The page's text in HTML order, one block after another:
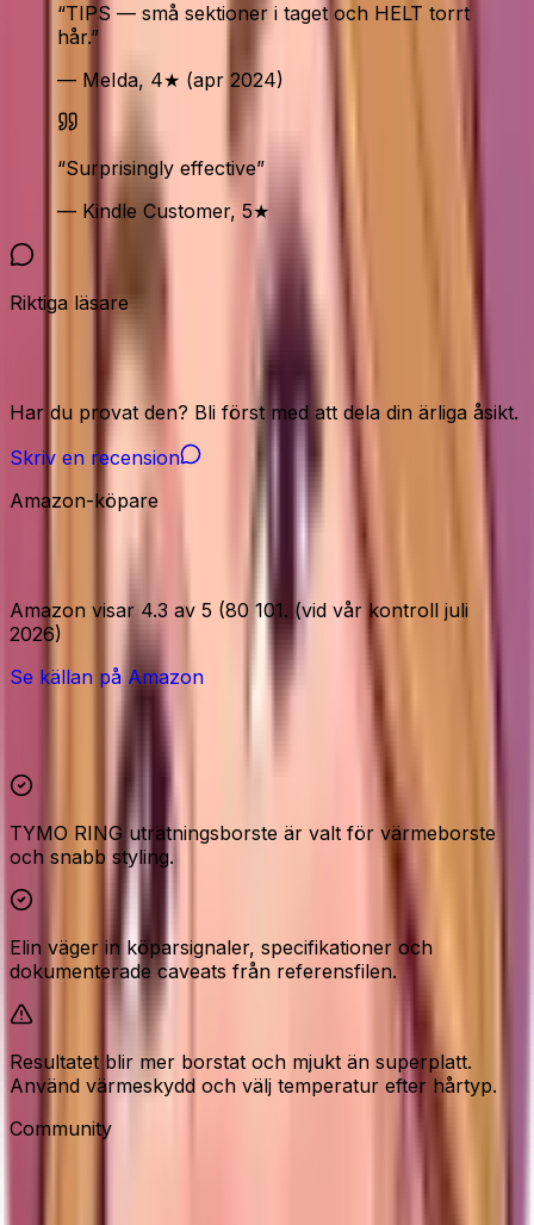
“TIPS — små sektioner i taget och HELT torrt
hår.”
— MeIda, 4★ (apr 2024)
“Surprisingly effective”
— Kindle Customer, 5★
Riktiga läsare
Vår community
Har du provat den? Bli först med att dela din ärliga åsikt.
Skriv en recension
Amazon-köpare
Amazon-signaler
Amazon visar 4.3 av 5 (80 101. (vid vår kontroll juli
2026)
Se källan på Amazon
Höjdpunkter och reservationer
TYMO RING uträtningsborste är valt för värmeborste
och snabb styling.
Elin väger in köparsignaler, specifikationer och
dokumenterade caveats från referensfilen.
Resultatet blir mer borstat och mjukt än superplatt.
Använd värmeskydd och välj temperatur efter hårtyp.
Community